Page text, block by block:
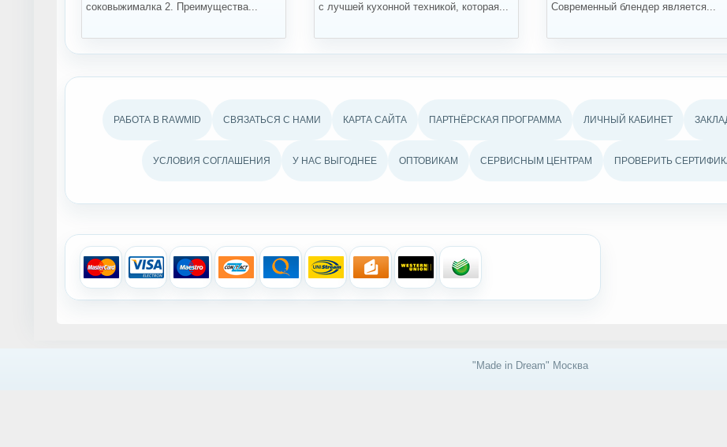
соковыжималка 2. Преимущества...
с лучшей кухонной техникой, которая...
Современный блендер является...
РАБОТА В RAWMID СВЯЗАТЬСЯ С НАМИ КАРТА САЙТА ПАРТНЁРСКАЯ ПРОГРАММА ЛИЧНЫЙ КАБИНЕТ
УСЛОВИЯ СОГЛАШЕНИЯ У НАС ВЫГОДНЕЕ ОПТОВИКАМ СЕРВИСНЫМ ЦЕНТРАМ ПРОВЕРИТЬ
"Made in Dream" Москва